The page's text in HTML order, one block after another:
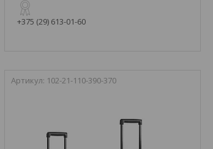
+375 (29) 613-01-60
102-21-110-390-370